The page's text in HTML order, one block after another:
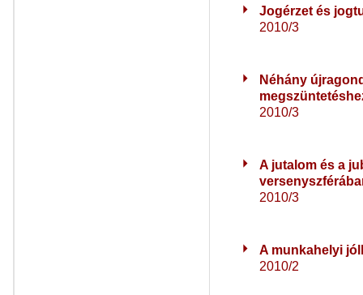
Jogérzet és
2010/3
Néhány
2010/3
A jutalom és a
2010/3
A munkahelyi
2010/2